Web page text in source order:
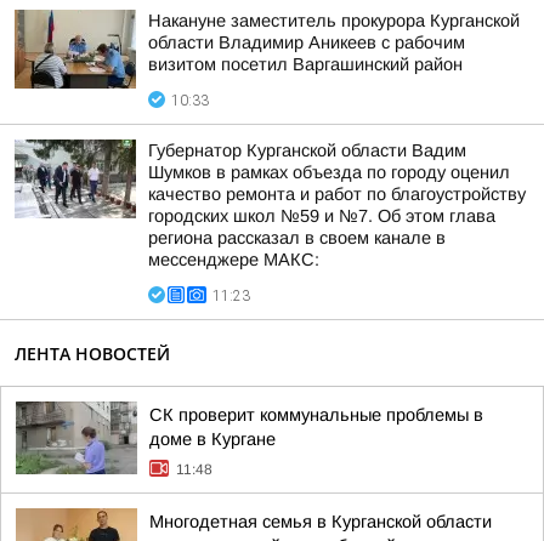
Накануне заместитель прокурора Курганской
области Владимир Аникеев с рабочим
визитом посетил Варгашинский район
10:33
Губернатор Курганской области Вадим
Шумков в рамках объезда по городу оценил
качество ремонта и работ по благоустройству
городских школ №59 и №7. Об этом глава
региона рассказал в своем канале в
мессенджере МАКС:
11:23
ЛЕНТА НОВОСТЕЙ
CК проверит коммунальные проблемы в
доме в Кургане
11:48
Многодетная семья в Курганской области